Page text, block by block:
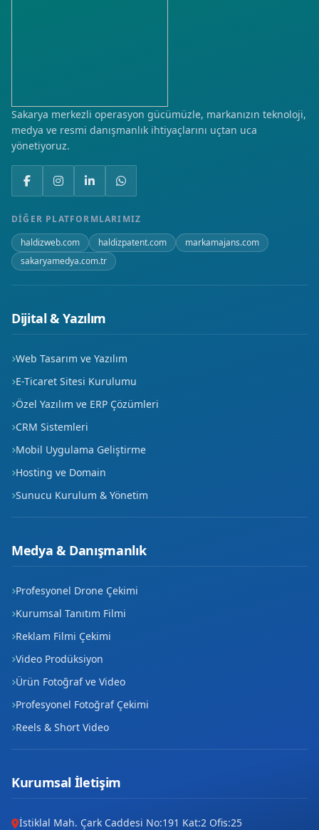
Yeşilköy
Sakarya merkezli operasyon gücümüzle, markanızın teknoloji,
medya ve resmi danışmanlık ihtiyaçlarını uçtan uca
yönetiyoruz.
DIĞER PLATFORMLARIMIZ
haldizweb.com
haldizpatent.com
markamajans.com
sakaryamedya.com.tr
Dijital & Yazılım
Web Tasarım ve Yazılım
E-Ticaret Sitesi Kurulumu
Özel Yazılım ve ERP Çözümleri
CRM Sistemleri
Mobil Uygulama Geliştirme
Hosting ve Domain
Sunucu Kurulum & Yönetim
Medya & Danışmanlık
Profesyonel Drone Çekimi
Kurumsal Tanıtım Filmi
Reklam Filmi Çekimi
Video Prodüksiyon
Ürün Fotoğraf ve Video
Profesyonel Fotoğraf Çekimi
Reels & Short Video
Kurumsal İletişim
İstiklal Mah. Çark Caddesi No:191 Kat:2 Ofis:25